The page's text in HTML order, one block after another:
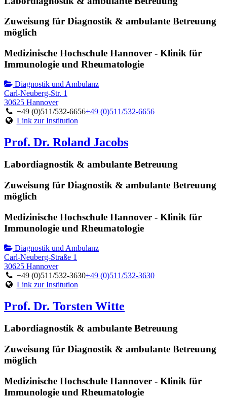
Zuweisung für Diagnostik & ambulante Betreuung
möglich
Medizinische Hochschule Hannover - Klinik für
Immunologie und Rheumatologie
Diagnostik und Ambulanz
Carl-Neuberg-Str. 1
30625 Hannover
+49 (0)511/532-6656+49 (0)511/532-6656
Link zur Institution
Prof. Dr. Roland Jacobs
Labordiagnostik & ambulante Betreuung
Zuweisung für Diagnostik & ambulante Betreuung
möglich
Medizinische Hochschule Hannover - Klinik für
Immunologie und Rheumatologie
Diagnostik und Ambulanz
Carl-Neuberg-Straße 1
30625 Hannover
+49 (0)511/532-3630+49 (0)511/532-3630
Link zur Institution
Prof. Dr. Torsten Witte
Labordiagnostik & ambulante Betreuung
Zuweisung für Diagnostik & ambulante Betreuung
möglich
Medizinische Hochschule Hannover - Klinik für
Immunologie und Rheumatologie